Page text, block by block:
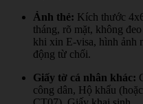
Ảnh thẻ: Kích thước
tháng, rõ mặt, không
khi xin E-visa, hình ảnh
động từ chối.
Giấy tờ cá nhân khác:
công dân, Hộ khẩu